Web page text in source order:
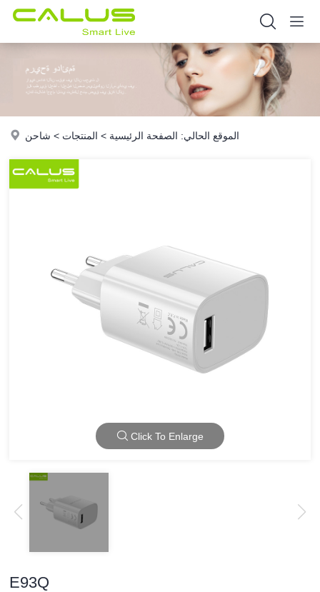
الموقع الحالي: الصفحة الرئيسية > المنتجات > شاحن
Click To Enlarge
E93Q